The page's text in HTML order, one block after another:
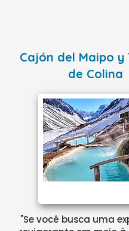
Cajón del Maipo y
de Colina
"Se você busca uma